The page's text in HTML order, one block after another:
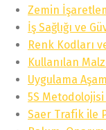
Zemin
İş Sağlığı ve
Renk Kodları
Kullanılan
Uygulama
5S
Saer Trafik ile